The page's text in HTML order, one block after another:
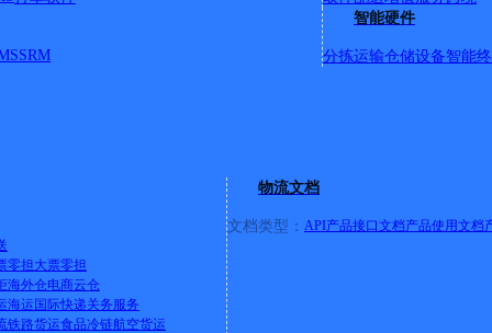
SRM
智能硬件
分拣运输仓储设备智能
零担大票零担
海外仓电商云仓
海运 国际快递关务服务
铁路货运食品冷链航空货运
物流文档
文档类型： API产品接口文档产品使用文档
路派送华山路以西西五路以东，南二路派送华山路以西西五
贸园家美街88号 派送范围：华山路以东东八路以西，北二路
、绿洲路全境、银河路全境。 不派送范围：乡镇村组匀不
，和谐路全境。 不派送范围：乡镇村组均不派送（红卫村
大学北门向东200米路北汇丰招待所院内 派送范围：南二路
送北二路以南南二路以北，西五路派送北二路以南南二路
利津镇驻地）。 明集乡、凤凰城街道、利津街道。